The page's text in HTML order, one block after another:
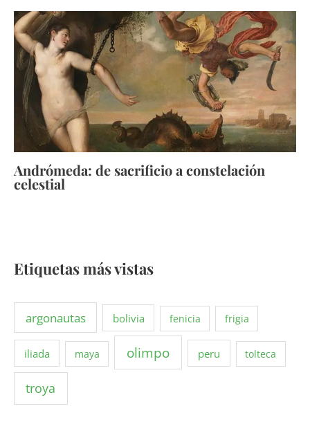
Andrómeda: de sacrificio a constelación
celestial
Etiquetas más vistas
argonautas bolivia fenicia frigia
iliada maya olimpo peru tolteca
troya